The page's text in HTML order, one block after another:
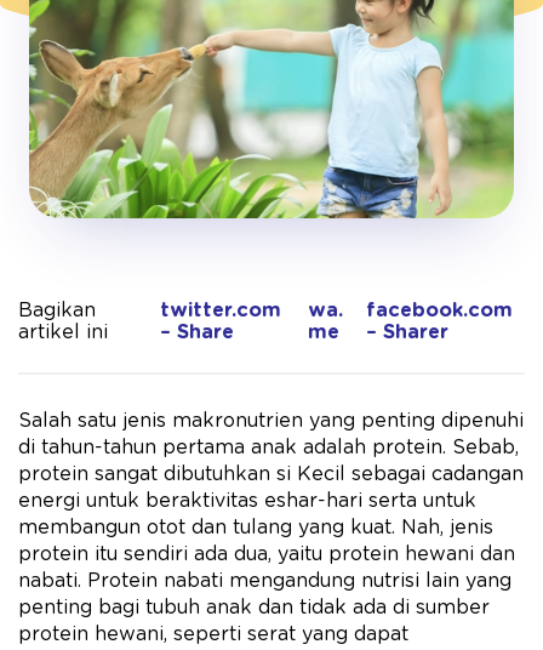
Bagikan
artikel ini
twitter.com
– Share
wa.
me
facebook.com
– Sharer
Salah satu jenis makronutrien yang penting dipenuhi
di tahun-tahun pertama anak adalah protein. Sebab,
protein sangat dibutuhkan si Kecil sebagai cadangan
energi untuk beraktivitas eshar-hari serta untuk
membangun otot dan tulang yang kuat. Nah, jenis
protein itu sendiri ada dua, yaitu protein hewani dan
nabati. Protein nabati mengandung nutrisi lain yang
penting bagi tubuh anak dan tidak ada di sumber
protein hewani, seperti serat yang dapat